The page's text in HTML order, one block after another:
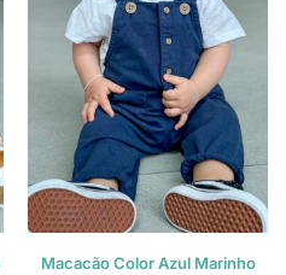
Macacão Color Azul Marinho